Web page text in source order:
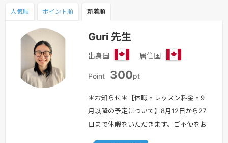
人気順 ポイント順 新着順
Guri 先生
出身国
ナ
居住国
Point 300pt
＊お知らせ＊【休暇・レッスン料金・9
月以降の予定について】8月12日から27
日まで休暇をいただきます。ご不便をお